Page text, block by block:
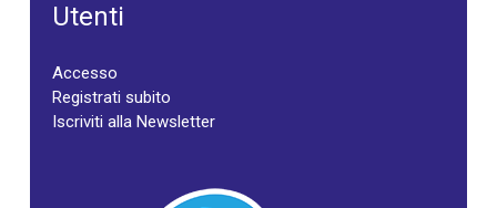
Utenti
Accesso
Registrati subito
Iscriviti alla Newsletter